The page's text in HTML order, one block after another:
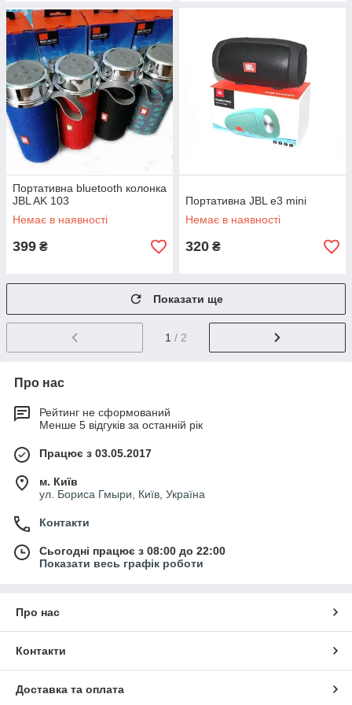
Портативна bluetooth колонка
JBL AK 103
Немає в наявності
399 ₴
Портативна JBL e3 mini
Немає в наявності
320 ₴
Показати ще
1 / 2
Про нас
Рейтинг не сформований
Менше 5 відгуків за останній рік
Працює з 03.05.2017
м. Київ
ул. Бориса Гмыри, Київ, Україна
Контакти
Сьогодні працює з 08:00 до 22:00
Показати весь графік роботи
Про нас
Контакти
Доставка та оплата